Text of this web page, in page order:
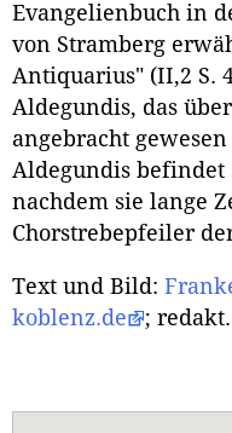
Evangelienbuch in
von Stramberg
Antiquarius" (II,2 S.
Aldegundis, das
angebracht
Aldegundis befindet
nachdem sie lange
Chorstrebepfeiler
Text und Bild:
koblenz.de
;